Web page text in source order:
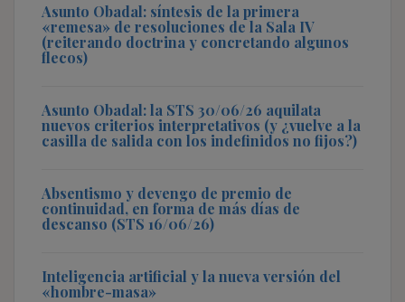
Asunto Obadal: síntesis de la primera
«remesa» de resoluciones de la Sala IV
(reiterando doctrina y concretando algunos
flecos)
Asunto Obadal: la STS 30/06/26 aquilata
nuevos criterios interpretativos (y ¿vuelve a la
casilla de salida con los indefinidos no fijos?)
Absentismo y devengo de premio de
continuidad, en forma de más días de
descanso (STS 16/06/26)
Inteligencia artificial y la nueva versión del
«hombre-masa»